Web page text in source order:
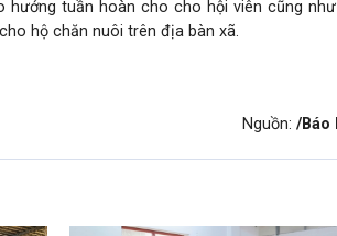
tuần hoàn cho cho hội viên cũng
hộ chăn nuôi trên địa bàn xã.
Nguồn: /Báo